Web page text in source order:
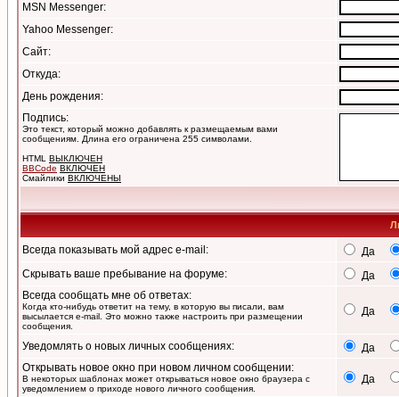
MSN Messenger:
Yahoo Messenger:
Сайт:
Откуда:
День рождения:
Подпись:
Это текст, который можно добавлять к размещаемым вами
сообщениям. Длина его ограничена 255 символами.
HTML ВЫКЛЮЧЕН
BBCode ВКЛЮЧЕН
Смайлики ВКЛЮЧЕНЫ
Всегда показывать мой адрес e-mail:
Да
Скрывать ваше пребывание на форуме:
Да
Всегда сообщать мне об ответах:
Когда кто-нибудь ответит на тему, в которую вы писали, вам
высылается e-mail. Это можно также настроить при размещении
сообщения.
Да
Уведомлять о новых личных сообщениях:
Да
Открывать новое окно при новом личном сообщении:
В некоторых шаблонах может открываться новое окно браузера с
уведомлением о приходе нового личного сообщения.
Да